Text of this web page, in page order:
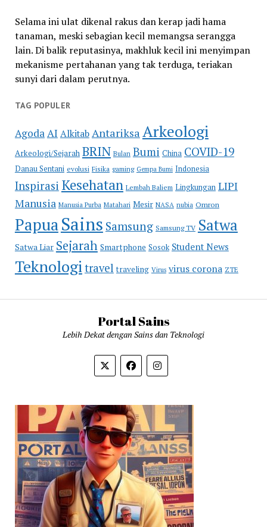
Selama ini ulat dikenal rakus dan kerap jadi hama
tanaman, meski sebagian kecil memangsa serangga
lain. Di balik reputasinya, makhluk kecil ini menyimpan
mekanisme pertahanan yang tak terduga, teriakan
sunyi dari dalam perutnya.
TAG POPULER
AgodaAI AlkitabAntariksa Arkeologi
Arkeologi/Sejarah BRIN Bulan Bumi China COVID-19
Danau Sentani evolusi Fisika gaming Gempa Bumi Indonesia
Inspirasi Kesehatan Lembah Baliem Lingkungan LIPI
Manusia Manusia Purba Matahari Mesir NASA nubia Omron
PapuaSains Samsung Samsung TV Satwa
Satwa Liar Sejarah Smartphone Sosok Student News
Teknologitravel traveling Virus virus corona ZTE
Portal Sains
Lebih Dekat dengan Sains dan Teknologi